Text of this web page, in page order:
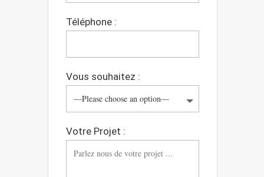
Téléphone :
Vous souhaitez :
Votre Projet :